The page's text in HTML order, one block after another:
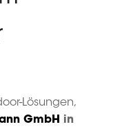
Lösungen,
GmbH in